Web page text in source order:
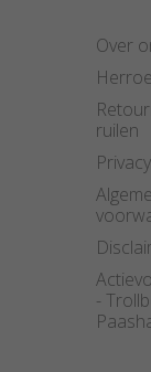
Over
ruilen
-